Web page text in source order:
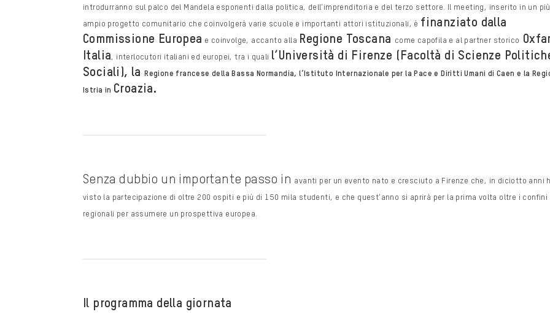
introdurranno sul palco del Mandela esponenti dalla politica, dell’imprenditoria e del terzo settore. Il meeting, inserito in un più
ampio progetto comunitario che coinvolgerà varie scuole e importanti attori istituzionali, è finanziato dalla
Commissione Europea e coinvolge, accanto alla Regione Toscana come capofila e al partner storico
Italia, interlocutori italiani ed europei, tra i quali l’Università di Firenze (Facoltà di Scienze
Sociali), laRegione francese della Bassa Normandia, l’Istituto Internazionale per la Pace e Diritti Umani di Caen e la
Istria in Croazia.
Senza dubbio un importante passo in avanti per un evento nato e cresciuto a Firenze che, in diciotto anni
visto la partecipazione di oltre 200 ospiti e più di 150 mila studenti, e che quest’anno si aprirà per la prima volta oltre i confini
regionali per assumere un prospettiva europea.
Il programma della giornata